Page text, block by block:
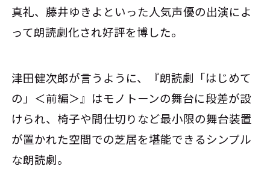
真礼、藤井ゆきよといった人気声優の出演によ
って朗読劇化され好評を博した。
津田健次郎が言うように、『朗読劇「はじめて
の」＜前編＞』はモノトーンの舞台に段差が設
けられ、椅子や間仕切りなど最小限の舞台装置
が置かれた空間での芝居を堪能できるシンプル
な朗読劇。